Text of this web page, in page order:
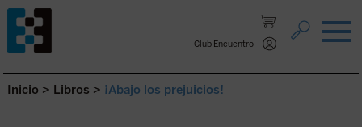
Club Encuentro
Saltar al contenido.
Inicio > Libros > ¡Abajo los prejuicios!